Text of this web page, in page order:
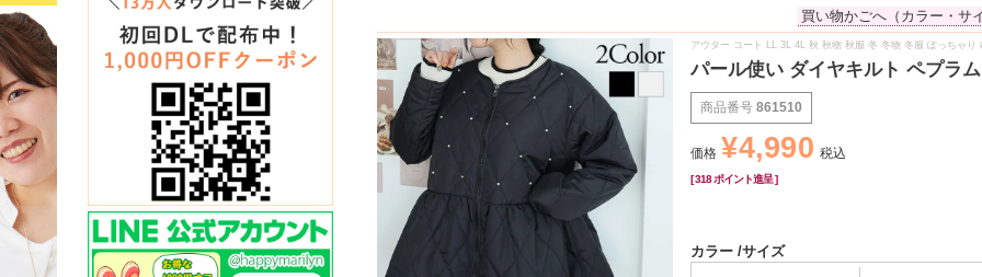
買い物かごへ（カラー・サ
アウター コート LL 3L 4L 秋 秋物 秋服 冬 冬物 冬服 ぽっちゃ
パール使い ダイヤキルト ペプラ
商品番号 861510
価格 ¥4,990 税込
[318 ポイント進呈 ]
カラー サイズ